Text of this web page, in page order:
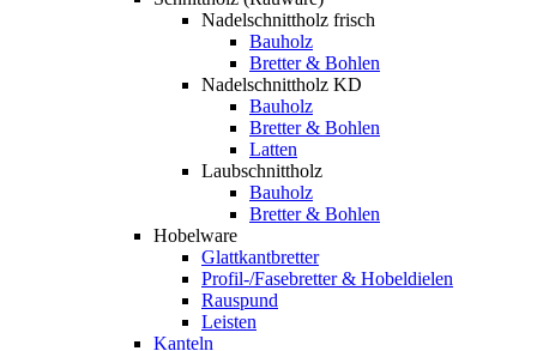
Nadelschnittholz frisch
Bauholz
Bretter & Bohlen
Nadelschnittholz KD
Bauholz
Bretter & Bohlen
Latten
Laubschnittholz
Bauholz
Bretter & Bohlen
Hobelware
Glattkantbretter
Profil-/Fasebretter & Hobeldielen
Rauspund
Leisten
Kanteln